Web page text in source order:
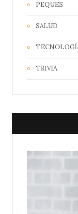
PEQUES
SALUD
TRIVIA